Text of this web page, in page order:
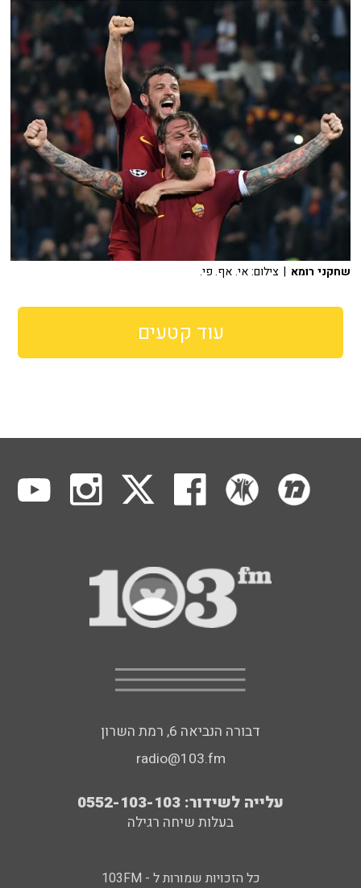
שחקני רומא | צילום: אי. אף. פי.
עוד קטעים
דבורה הנביאה 6, רמת השרון
radio@103.fm
עלייה לשידור: 0552-103-103
בעלות שיחה רגילה
כל הזכויות שמורות ל - 103FM